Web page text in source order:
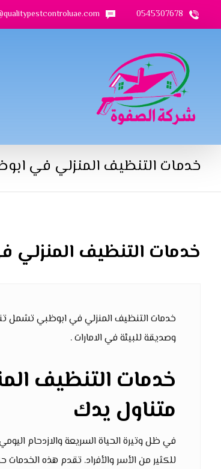
0545307678
خدمات التنظيف المنزلي في
خدمات التنظيف المنزلي
خدمات التنظيف المنزلي في ابوظبي تشمل
وصديقة للبيئة في الامارات .
خدمات التنظيف
متناول يدك
في ظل وتيرة الحياة السريعة والازدحام
للكثير من الأسر والأفراد. تقدم هذه